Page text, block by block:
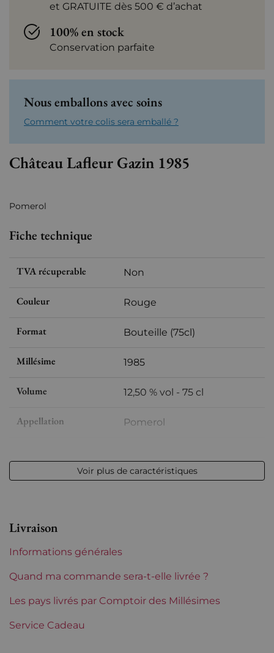
et GRATUITE dès 500 € d’achat
100% en stock
Conservation parfaite
Nous emballons avec soins
Comment votre colis sera emballé ?
Château Lafleur Gazin 1985
Pomerol
Fiche technique
TVA récuperable Non
Couleur Rouge
Format Bouteille (75cl)
Millésime 1985
Volume 12,50 % vol - 75 cl
Appellation Pomerol
Etiquette Légèrement abîmée
Voir plus de caractéristiques
Livraison
Informations générales
Quand ma commande sera-t-elle livrée ?
Les pays livrés par Comptoir des Millésimes
Service Cadeau